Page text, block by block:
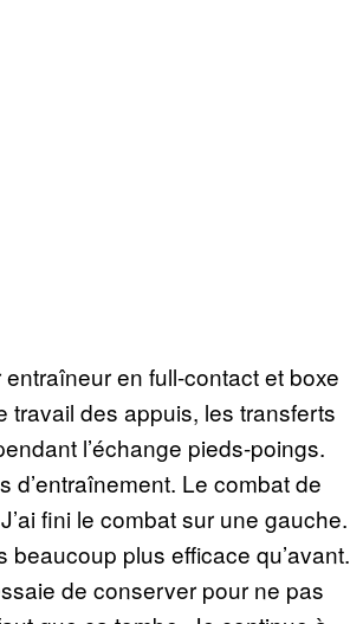
en full-contact et boxe
travail des appuis, les transferts
l’échange pieds-poings.
d’entraînement. Le combat de
fini le combat sur une gauche.
plus efficace qu’avant.
de conserver pour ne pas